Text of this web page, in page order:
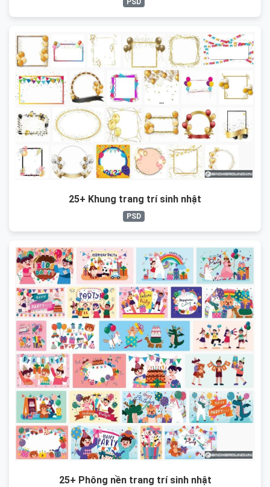
PSD
25+ Khung trang trí sinh nhật
PSD
25+ Phông nền trang trí sinh nhật